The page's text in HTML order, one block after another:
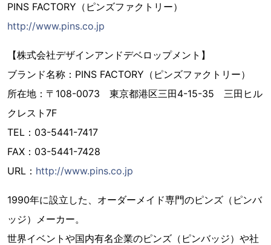
PINS FACTORY（ピンズファクトリー）
http://www.pins.co.jp
【株式会社デザインアンドデベロップメント】
ブランド名称：PINS FACTORY（ピンズファクトリー）
所在地：〒108-0073 東京都港区三田4-15-35 三田ヒル
クレスト7F
TEL：03-5441-7417
FAX：03-5441-7428
URL： http://www.pins.co.jp
1990年に設立した、オーダーメイド専門のピンズ（ピンバ
ッジ）メーカー。
世界イベントや国内有名企業のピンズ（ピンバッジ）や社